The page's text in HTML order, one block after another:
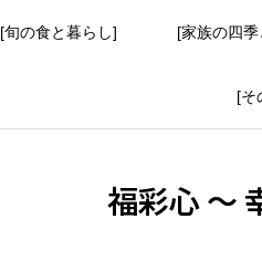
[旬の食と暮らし] [家族の四
[そ
福彩心 ～